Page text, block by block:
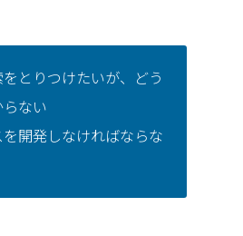
とりつけたいが、どう
らない
開発しなければならな